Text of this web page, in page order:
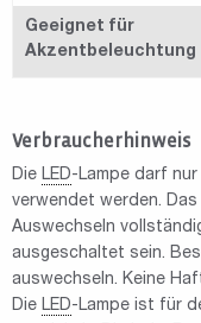
Geeignet für
Akzentbeleuchtung
Verbraucherhinweis
Die LED-Lampe darf
verwendet werden.
Auswechseln
ausgeschaltet sein.
auswechseln. Keine
Die LED-Lampe ist für